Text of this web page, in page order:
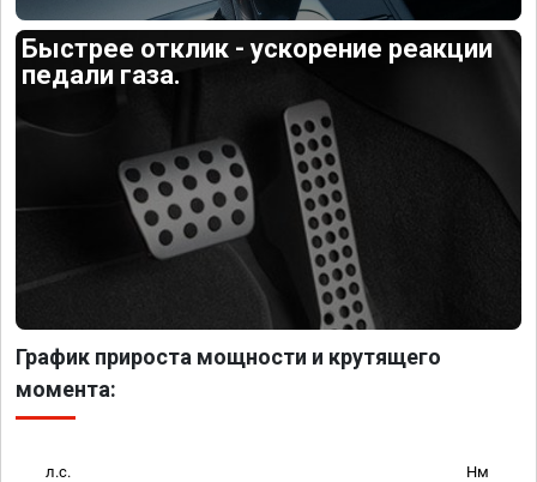
Быстрее отклик - ускорение реакции
педали газа.
График прироста мощности и крутящего
момента:
л.с. Нм